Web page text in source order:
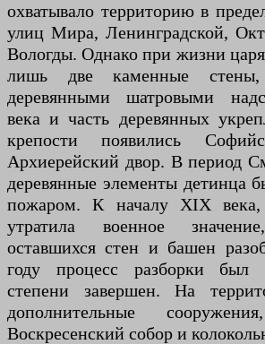
охватывало территорию в
улиц Мира, Ленинградской,
Вологды. Однако при жизни царя
лишь две каменные
деревянными шатровыми
века и часть деревянных
крепости появились
Архиерейский двор. В период
деревянные элементы детинца
пожаром. К началу XIX века,
утратила военное
оставшихся стен и башен
году процесс разборки был
степени завершен. На
дополнительные
Воскресенский собор и